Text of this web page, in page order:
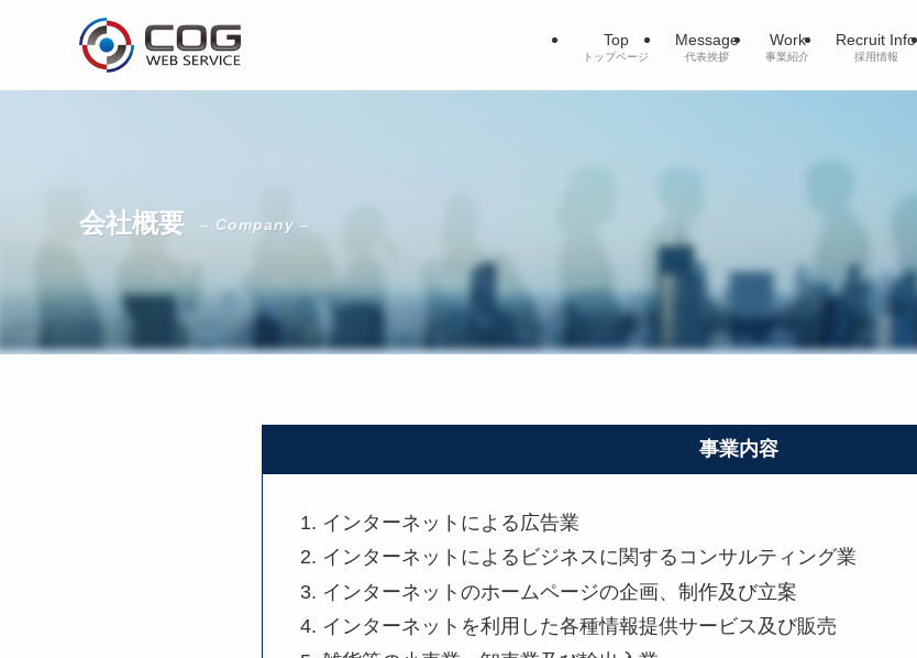
Top
トップページ
Message
代表挨拶
Work
事業紹介
Recruit Info
採用情報
会社概要 – Company –
事業内容
インターネットによる広告業
インターネットによるビジネスに関するコンサルティング業
インターネットのホームページの企画、制作及び立案
インターネットを利用した各種情報提供サービス及び販売